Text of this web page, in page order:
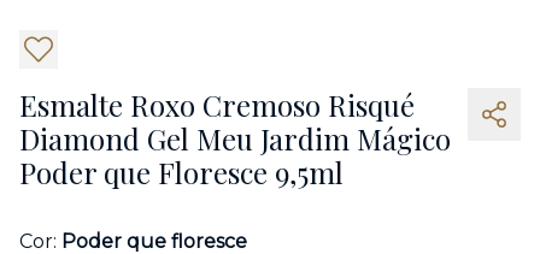
Esmalte Roxo Cremoso Risqué
Diamond Gel Meu Jardim Mágico
Poder que Floresce 9,5ml
Cor: Poder que floresce